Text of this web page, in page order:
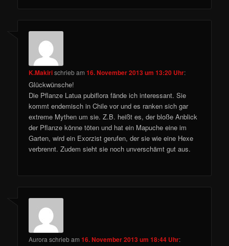
K.Makirischriebam16. November 2013 um 13:20 Uhr:
Glückwünsche!
Die Pflanze Latua pubiflora fände ich interessant. Sie
kommt endemisch in Chile vor und es ranken sich gar
extreme Mythen um sie. Z.B. heißt es, der bloße Anblick
der Pflanze könne töten und hat ein Mapuche eine im
Garten, wird ein Exorzist gerufen, der sie wie eine Hexe
verbrennt. Zudem sieht sie noch unverschämt gut aus.
Aurora schriebam16. November 2013 um 18:44 Uhr: